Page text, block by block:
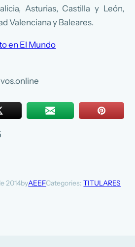
Asturias, Castilla y León,
Valenciana y Baleares.
en El Mundo
2014byAEEFCategories:TITULARES